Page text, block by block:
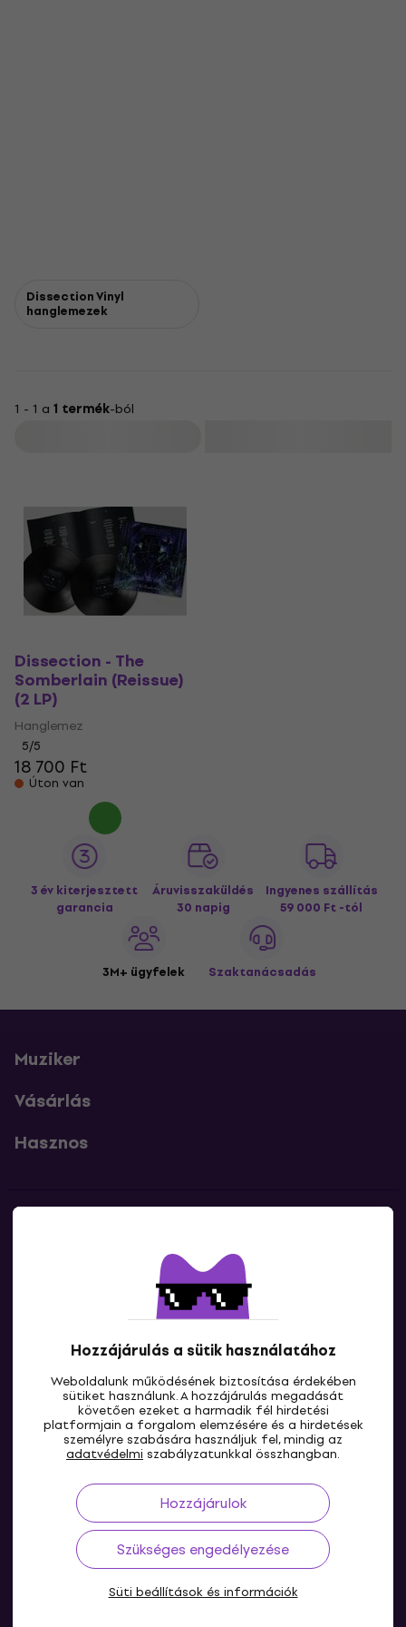
Hozzájárulás a sütik használatához
Weboldalunk működésének biztosítása érdekében
sütiket használunk. A hozzájárulás megadását
követően ezeket a harmadik fél hirdetési
platformjain a forgalom elemzésére és a hirdetések
személyre szabására használjuk fel, mindig az
adatvédelmi szabályzatunkkal összhangban.
Hozzájárulok
Szükséges engedélyezése
Süti beállítások és információk
Dissection Vinyl
hanglemezek
1 - 1 a 1 termék-ból
Dissection - The
Somberlain (Reissue)
(2 LP)
Hanglemez
5/5
18 700 Ft
Úton van
3 év kiterjesztett
garancia
Áruvisszaküldés
30 napig
Ingyenes szállítás
59 000 Ft -tól
3M+ ügyfelek Szaktanácsadás
Muziker
Vásárlás
Hasznos
Lépj kapcsolatba velünk
HU